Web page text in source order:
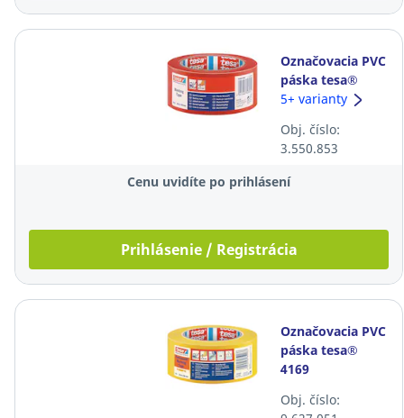
Označovacia PVC
páska tesa®
60760
mm x 33 m,
červená
5+ varianty
Obj. číslo:
3.550.853
Cenu uvidíte po prihlásení
Prihlásenie / Registrácia
Označovacia PVC
páska tesa®
4169
Premium, 50 mm
Obj. číslo: